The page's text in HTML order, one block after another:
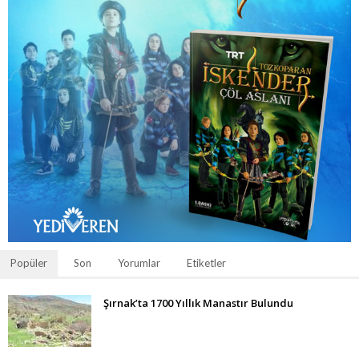
Popüler Son Yorumlar Etiketler
Şırnak’ta 1700 Yıllık Manastır Bulundu